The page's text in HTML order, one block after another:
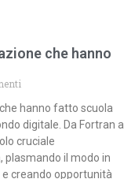
che hanno
hanno fatto scuola
digitale. Da Fortran a
cruciale
plasmando il modo in
creando opportunità